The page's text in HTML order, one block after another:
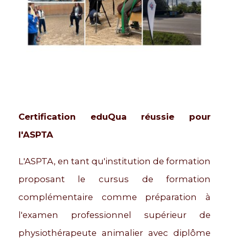
Certification eduQua réussie pour
l'ASPTA
L'ASPTA, en tant qu'institution de formation
proposant le cursus de formation
complémentaire comme préparation à
l'examen professionnel supérieur de
physiothérapeute animalier avec diplôme